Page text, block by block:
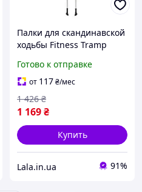
Палки для скандинавской
ходьбы Fitness Tramp
Готово к отправке
от 117₴/мес
1 169₴
1 426 ₴
Купить
Lala.in.ua 91%